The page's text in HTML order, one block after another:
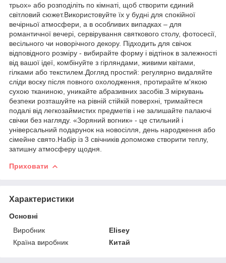
трьох» або розподіліть по кімнаті, щоб створити єдиний
світловий сюжет.Використовуйте їх у будні для спокійної
вечірньої атмосфери, а в особливих випадках – для
романтичної вечері, сервірування святкового столу, фотосесії,
весільного чи новорічного декору. Підходить для свічок
відповідного розміру - вибирайте форму і відтінок в залежності
від вашої ідеї, комбінуйте з гірляндами, живими квітами,
гілками або текстилем.Догляд простий: регулярно видаляйте
сліди воску після повного охолодження, протирайте м'якою
сухою тканиною, уникайте абразивних засобів.З міркувань
безпеки розташуйте на рівній стійкій поверхні, тримайтеся
подалі від легкозаймистих предметів і не залишайте палаючі
свічки без нагляду. «Зоряний вогник» - це стильний і
універсальний подарунок на новосілля, день народження або
сімейне свято.Набір із 3 свічників допоможе створити теплу,
затишну атмосферу щодня.
Приховати
Характеристики
Основні
Виробник
Elisey
Країна виробник
Китай